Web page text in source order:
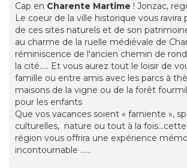
Cap en Charente Martime ! Jonzac,
Le coeur de la ville historique vous ravira
de ces sites naturels et de son
au charme de la ruelle médiévale de
réminiscence de l'ancien chemin de
la cité..... Et vous aurez tout le loisir de
famille ou entre amis avec les parcs à
maisons de la vigne ou de la forêt
pour les enfants
Que vos vacances soient « farniente »,
culturelles, nature ou tout à la
région vous offrira une expérience
incontournable ......